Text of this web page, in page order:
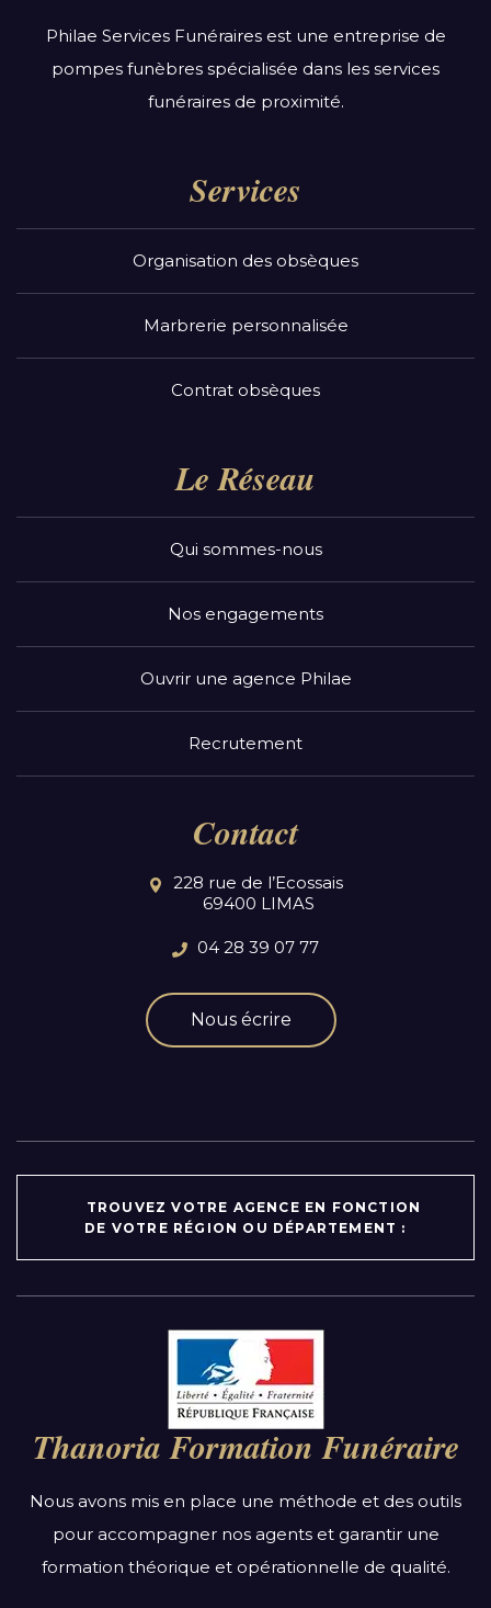
Philae Services Funéraires est une entreprise de
pompes funèbres spécialisée dans les services
funéraires de proximité.
Services
Organisation des obsèques
Marbrerie personnalisée
Contrat obsèques
Le Réseau
Qui sommes-nous
Nos engagements
Ouvrir une agence Philae
Recrutement
Contact
228 rue de l’Ecossais
69400 LIMAS
04 28 39 07 77
Nous écrire
TROUVEZ VOTRE AGENCE EN FONCTION
DE VOTRE RÉGION OU DÉPARTEMENT :
Auvergne-Rhône-Alpes
Bourgogne-Franche-Comté
Bretagne
Centre-Val de Loire
Grand Est
Hauts-de-France
Thanoria Formation Funéraire
Nous avons mis en place une méthode et des outils
pour accompagner nos agents et garantir une
formation théorique et opérationnelle de qualité.